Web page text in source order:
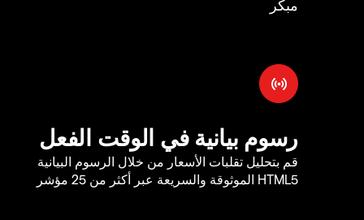
مبكر
رسوم بيانية في الوقت الفعل
قم بتحليل تقلبات الأسعار من خلال الرسوم البيانية
HTML5 الموثوقة والسريعة عبر أكثر من 25 مؤشر